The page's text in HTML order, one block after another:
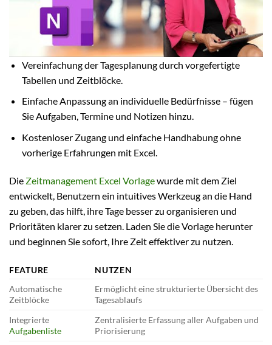
Vereinfachung der Tagesplanung durch vorgefertigte
Tabellen und Zeitblöcke.
Einfache Anpassung an individuelle Bedürfnisse – fügen
Sie Aufgaben, Termine und Notizen hinzu.
Kostenloser Zugang und einfache Handhabung ohne
vorherige Erfahrungen mit Excel.
Die Zeitmanagement Excel Vorlagewurde mit dem Ziel
entwickelt, Benutzern ein intuitives Werkzeug an die Hand
zu geben, das hilft, ihre Tage besser zu organisieren und
Prioritäten klarer zu setzen. Laden Sie die Vorlage herunter
und beginnen Sie sofort, Ihre Zeit effektiver zu nutzen.
FEATURE
NUTZEN
Automatische
Zeitblöcke
Ermöglicht eine strukturierte Übersicht des
Tagesablaufs
Integrierte
Aufgabenliste
Zentralisierte Erfassung aller Aufgaben und
Priorisierung